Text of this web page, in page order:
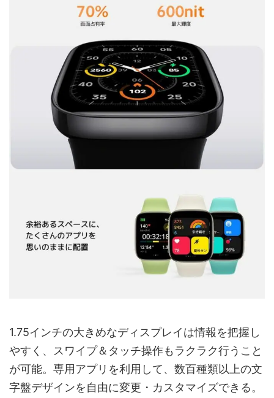
1.75インチの大きめなディスプレイは情報を把握し
やすく、スワイプ＆タッチ操作もラクラク行うこと
が可能。専用アプリを利用して、数百種類以上の文
字盤デザインを自由に変更・カスタマイズできる。